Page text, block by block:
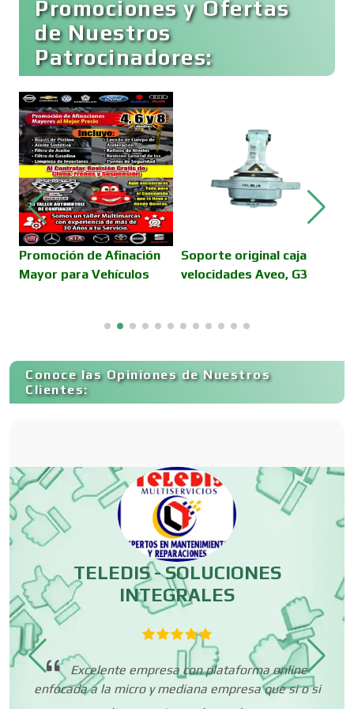
Cocinas Integrales
Combustibles y Lubricantes
Compresores de aire
Computadoras
Control de Plagas
Conversiones Automotrices
Copiadoras
Cortinas, Persianas y Alfombras
Promociones y Ofertas
de Nuestros
Patrocinadores:
Promoción de Afinación
Mayor para Vehículos
Soporte original caja
velocidades Aveo, G3
Conoce las Opiniones de Nuestros
Clientes:
TELEDIS - SOLUCIONES
INTEGRALES
Excelente empresa con plataforma online
enfocada a la micro y mediana empresa que si o si